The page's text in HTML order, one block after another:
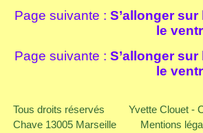
Page suivante :S’allonger
le
Page suivante :S’allonger
le
Tous droits réservés
Yvette Clouet -
Chave 13005 Marseille
Mentions